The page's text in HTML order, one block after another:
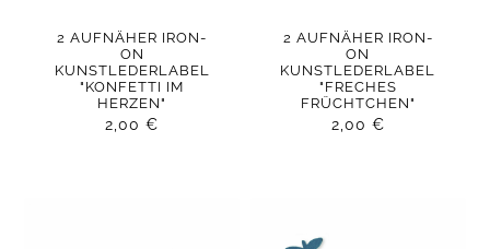
2 AUFNÄHER IRON-
ON
KUNSTLEDERLABEL
"KONFETTI IM
HERZEN"
2,00€
2 AUFNÄHER IRON-
ON
KUNSTLEDERLABEL
"FRECHES
FRÜCHTCHEN"
2,00 €